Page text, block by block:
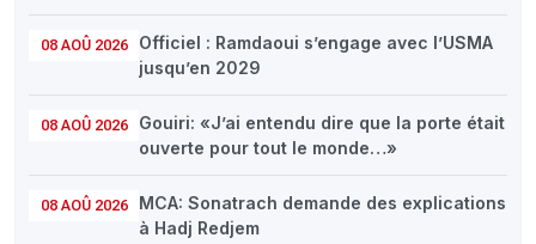
08 AOÛ 2026
Officiel : Ramdaoui s’engage avec l’USMA
jusqu’en 2029
08 AOÛ 2026
Gouiri: «J’ai entendu dire que la porte était
ouverte pour tout le monde…»
08 AOÛ 2026
MCA: Sonatrach demande des explications
à Hadj Redjem